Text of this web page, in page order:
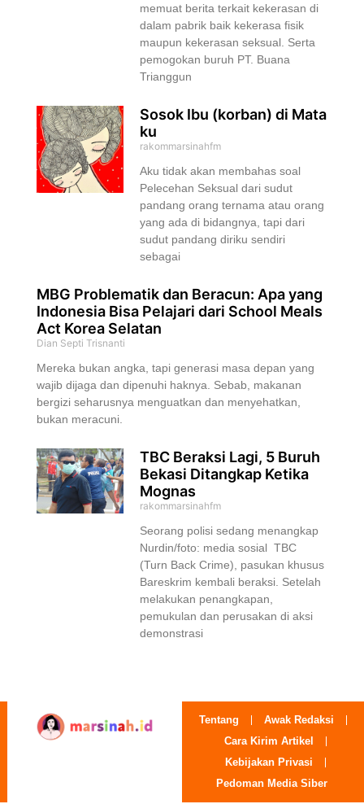
memuat berita terkait kekerasan di
dalam pabrik baik kekerasa fisik
maupun kekerasan seksual. Serta
pemogokan buruh PT. Buana
Trianggun
Sosok Ibu (korban) di Mata
ku
rakommarsinahfm
Aku tidak akan membahas soal
Pelecehan Seksual dari sudut
pandang orang ternama atau orang
yang ada di bidangnya, tapi dari
sudut pandang diriku sendiri
sebagai
MBG Problematik dan Beracun: Apa yang
Indonesia Bisa Pelajari dari School Meals
Act Korea Selatan
Dian Septi Trisnanti
Mereka bukan angka, tapi generasi masa depan yang
wajib dijaga dan dipenuhi haknya. Sebab, makanan
bergizi seharusnya menguatkan dan menyehatkan,
bukan meracuni.
TBC Beraksi Lagi, 5 Buruh
Bekasi Ditangkap Ketika
Mognas
rakommarsinahfm
Seorang polisi sedang menangkap
Nurdin/foto: media sosial TBC
(Turn Back Crime), pasukan khusus
Bareskrim kembali beraksi. Setelah
melakukan penangkapan,
pemukulan dan perusakan di aksi
demonstrasi
Tentang
Awak Redaksi
Cara Kirim Artikel
Kebijakan Privasi
Pedoman Media Siber